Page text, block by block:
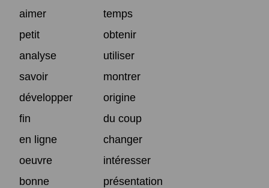
aimer
temps
petit
obtenir
analyse
utiliser
savoir
montrer
développer
origine
fin
du coup
en ligne
changer
oeuvre
intéresser
bonne
présentation